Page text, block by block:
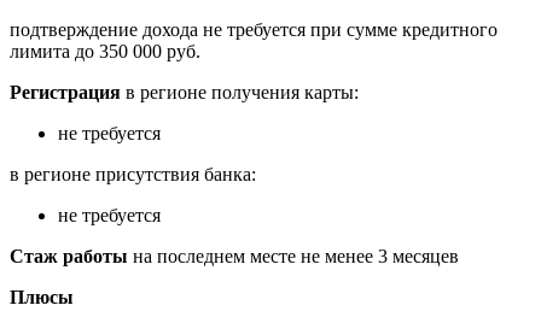
подтверждение дохода не требуется при сумме кредитного
лимита до 350 000 руб.
Регистрация в регионе получения карты:
не требуется
в регионе присутствия банка:
не требуется
Стаж работы на последнем месте не менее 3 месяцев
Плюсы